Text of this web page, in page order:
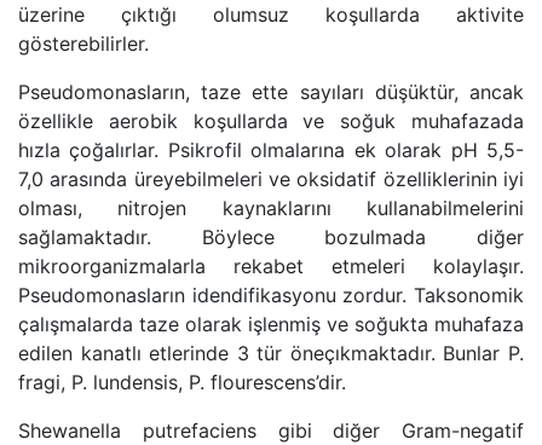
üzerine çıktığı olumsuz koşullarda aktivite
gösterebilirler.
Pseudomonasların, taze ette sayıları düşüktür, ancak
özellikle aerobik koşullarda ve soğuk muhafazada
hızla çoğalırlar. Psikrofil olmalarına ek olarak pH 5,5-
7,0 arasında üreyebilmeleri ve oksidatif özelliklerinin iyi
olması, nitrojen kaynaklarını kullanabilmelerini
sağlamaktadır. Böylece bozulmada diğer
mikroorganizmalarla rekabet etmeleri kolaylaşır.
Pseudomonasların idendifikasyonu zordur. Taksonomik
çalışmalarda taze olarak işlenmiş ve soğukta muhafaza
edilen kanatlı etlerinde 3 tür öneçıkmaktadır. Bunlar P.
fragi, P. lundensis, P. flourescens’dir.
Shewanella putrefaciens gibi diğer Gram-negatif